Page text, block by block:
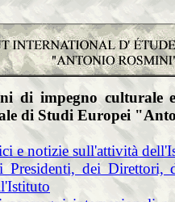
di impegno culturale
di Studi Europei
e notizie sull'attività
Presidenti, dei Direttori,